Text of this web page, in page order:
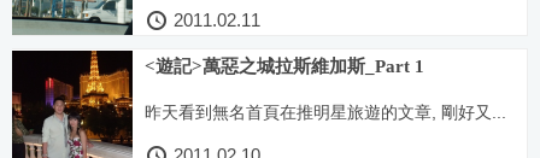
2011.02.11
<遊記>萬惡之城拉斯維加斯_Part 1
昨天看到無名首頁在推明星旅遊的文章, 剛好又...